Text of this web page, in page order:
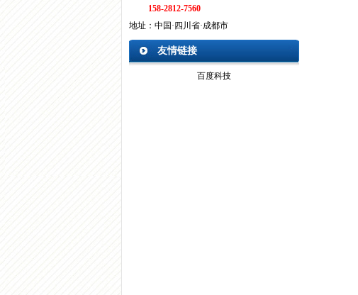
158-2812-7560
地址：中国·四川省·成都市
友情链接
百度科技